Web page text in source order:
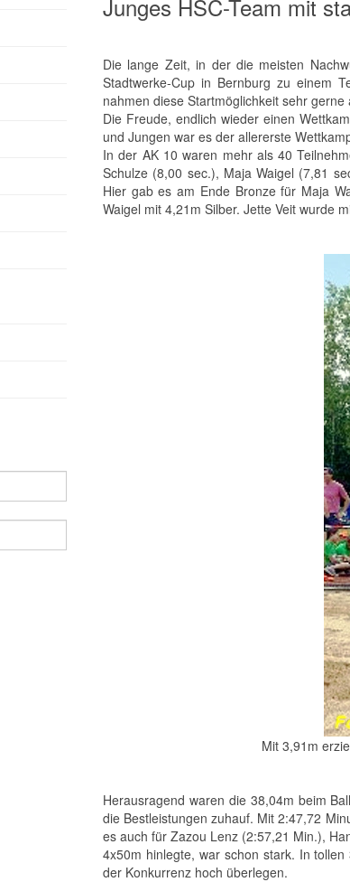
Junges HSC-Team mit
Die lange Zeit, in der die meisten
Stadtwerke-Cup in Bernburg zu einem
nahmen diese Startmöglichkeit sehr
Die Freude, endlich wieder einen
und Jungen war es der allererste
In der AK 10 waren mehr als 40
Schulze (8,00 sec.), Maja Waigel (7,81
Hier gab es am Ende Bronze für Maja
Waigel mit 4,21m Silber. Jette Veit wurde
Mit 3,91m
Herausragend waren die 38,04m beim
die Bestleistungen zuhauf. Mit 2:47,72
es auch für Zazou Lenz (2:57,21 Min.),
4x50m hinlegte, war schon stark. In
der Konkurrenz hoch überlegen.